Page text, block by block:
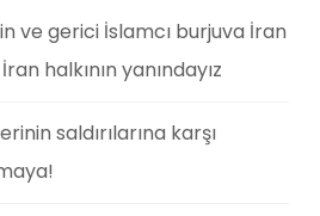
ve gerici İslamcı burjuva İran
halkının yanındayız
saldırılarına karşı